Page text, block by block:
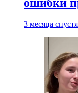
ошибки
3 месяца спустя